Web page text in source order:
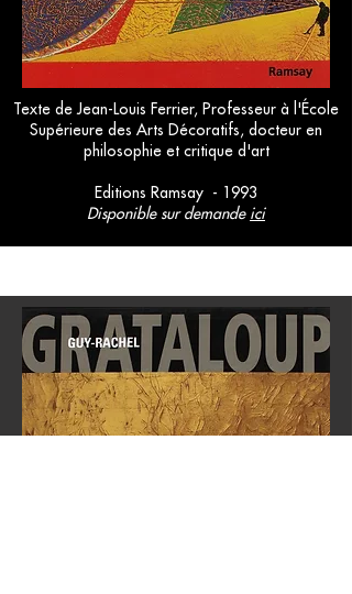
Texte de Jean-Louis Ferrier, Professeur à l'École
Supérieure des Arts Décoratifs, docteur en
philosophie et critique d'art
Editions Ramsay - 1993
Disponible sur demande ici